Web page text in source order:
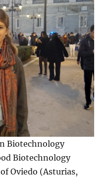
Biotechnology
Biotechnology
Oviedo (Asturias,